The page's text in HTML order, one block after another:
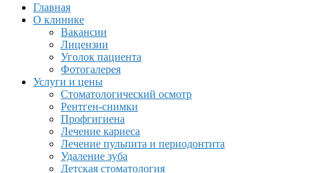
Главная
О клинике
Вакансии
Лицензии
Уголок пациента
Фотогалерея
Услуги и цены
Стоматологический осмотр
Рентген-снимки
Профгигиена
Лечение кариеса
Лечение пульпита и периодонтита
Удаление зуба
Детская стоматология